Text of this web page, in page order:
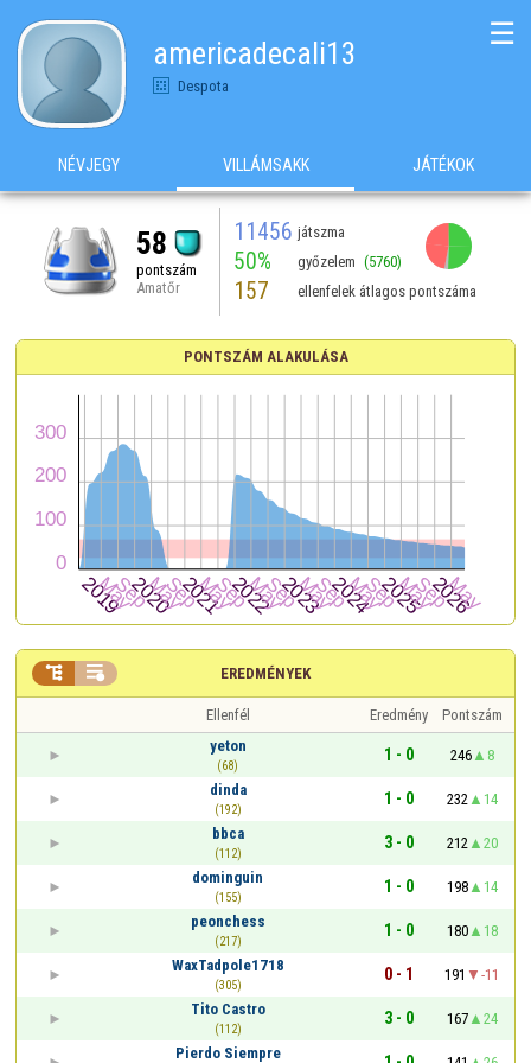
americadecali13
Despota
☰
NÉVJEGY VILLÁMSAKK JÁTÉKOK
58
pontszám
Amatőr
11456 játszma
50% győzelem (5760)
157 ellenfelek átlagos pontszáma
PONTSZÁM ALAKULÁSA
EREDMÉNYEK
 
Ellenfél Eredmény
Pontszám
yeton
(68)
1 - 0 246
8
dinda
(192)
1 - 0 232
14
bbca
(112)
3 - 0 212
20
dominguin
(155)
1 - 0 198
14
peonchess
(217)
1 - 0 180
18
WaxTadpole1718
(305)
0 - 1 191
-11
Tito Castro
(112)
3 - 0 167
24
Pierdo Siempre